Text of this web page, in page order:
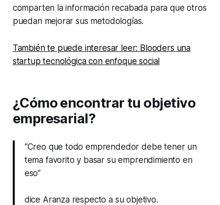
comparten la información recabada para que otros
puedan mejorar sus metodologías.
También te puede interesar leer: Blooders una
startup tecnológica con enfoque social
¿Cómo encontrar tu objetivo
empresarial?
“Creo que todo emprendedor debe tener un
tema favorito y basar su emprendimiento en
eso”
dice Aranza respecto a su objetivo.